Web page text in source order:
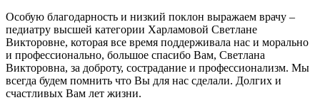
Особую благодарность и низкий поклон выражаем врачу –
педиатру высшей категории Харламовой Светлане
Викторовне, которая все время поддерживала нас и морально
и профессионально, большое спасибо Вам, Светлана
Викторовна, за доброту, сострадание и профессионализм. Мы
всегда будем помнить что Вы для нас сделали. Долгих и
счастливых Вам лет жизни.